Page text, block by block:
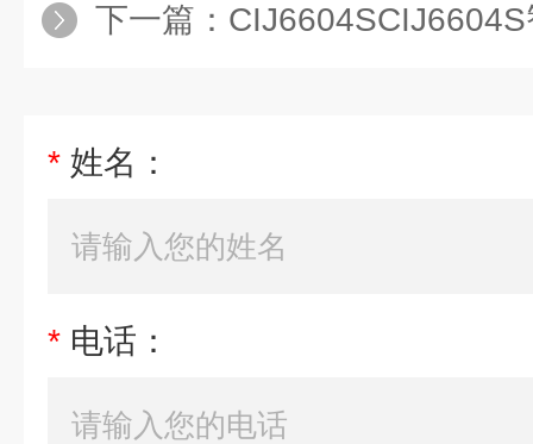
下一篇：
* 姓名：
* 电话：